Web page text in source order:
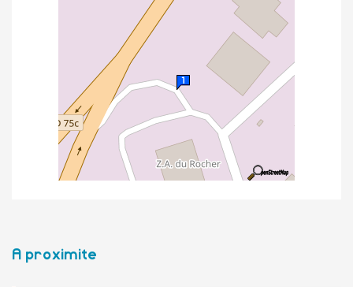
A proximite